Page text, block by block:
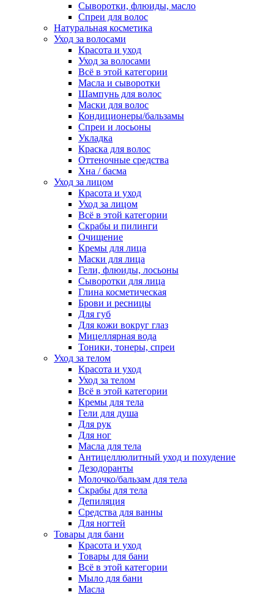
Сыворотки, флюиды, масло
Спреи для волос
Натуральная косметика
Уход за волосами
Красота и уход
Уход за волосами
Всё в этой категории
Масла и сыворотки
Шампунь для волос
Маски для волос
Кондиционеры/бальзамы
Спреи и лосьоны
Укладка
Краска для волос
Оттеночные средства
Хна / басма
Уход за лицом
Красота и уход
Уход за лицом
Всё в этой категории
Скрабы и пилинги
Очищение
Кремы для лица
Маски для лица
Гели, флюиды, лосьоны
Сыворотки для лица
Глина косметическая
Брови и ресницы
Для губ
Для кожи вокруг глаз
Мицеллярная вода
Тоники, тонеры, спреи
Уход за телом
Красота и уход
Уход за телом
Всё в этой категории
Кремы для тела
Гели для душа
Для рук
Для ног
Масла для тела
Антицеллюлитный уход и похудение
Дезодоранты
Молочко/бальзам для тела
Скрабы для тела
Депиляция
Средства для ванны
Для ногтей
Товары для бани
Красота и уход
Товары для бани
Всё в этой категории
Мыло для бани
Масла